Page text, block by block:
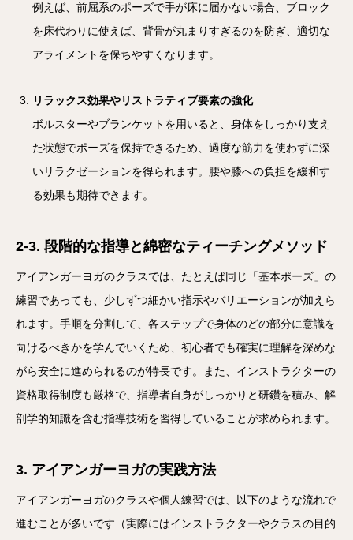
例えば、前屈系のポーズで手が床に届かない場合、ブロック
を床代わりに使えば、背骨が丸まりすぎるのを防ぎ、適切な
アライメントを保ちやすくなります。
リラックス効果やリストラティブ要素の強化
ボルスターやブランケットを用いると、身体をしっかり支え
た状態でポーズを保持できるため、過度な筋力を使わずに深
いリラクゼーションを得られます。腰や膝への負担を緩和す
る効果も期待できます。
2-3. 段階的な指導と綿密なティーチングメソッド
アイアンガーヨガのクラスでは、たとえば同じ「基本ポーズ」の
練習であっても、少しずつ細かい指示やバリエーションが加えら
れます。手順を分割して、各ステップで身体のどの部分に意識を
向けるべきかを学んでいくため、初心者でも確実に理解を深めな
がら安全に進められるのが特長です。また、インストラクターの
資格取得制度も厳格で、指導者自身がしっかりと研鑽を積み、解
剖学的知識を含む指導技術を習得していることが求められます。
3. アイアンガーヨガの実践方法
アイアンガーヨガのクラスや個人練習では、以下のような流れで
進むことが多いです（実際にはインストラクターやクラスの目的